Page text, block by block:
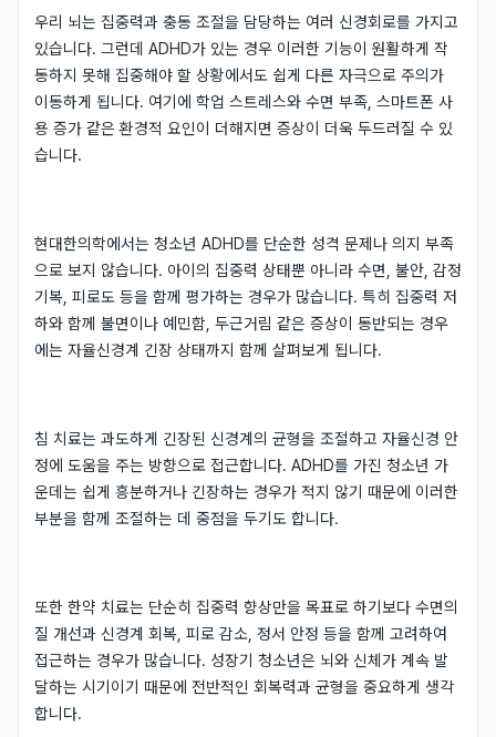
우리 뇌는 집중력과 충동 조절을 담당하는 여러 신경회로를 가지고
있습니다. 그런데 ADHD가 있는 경우 이러한 기능이 원활하게 작
동하지 못해 집중해야 할 상황에서도 쉽게 다른 자극으로 주의가
이동하게 됩니다. 여기에 학업 스트레스와 수면 부족, 스마트폰 사
용 증가 같은 환경적 요인이 더해지면 증상이 더욱 두드러질 수 있
습니다.
현대한의학에서는 청소년 ADHD를 단순한 성격 문제나 의지 부족
으로 보지 않습니다. 아이의 집중력 상태뿐 아니라 수면, 불안, 감정
기복, 피로도 등을 함께 평가하는 경우가 많습니다. 특히 집중력 저
하와 함께 불면이나 예민함, 두근거림 같은 증상이 동반되는 경우
에는 자율신경계 긴장 상태까지 함께 살펴보게 됩니다.
침 치료는 과도하게 긴장된 신경계의 균형을 조절하고 자율신경 안
정에 도움을 주는 방향으로 접근합니다. ADHD를 가진 청소년 가
운데는 쉽게 흥분하거나 긴장하는 경우가 적지 않기 때문에 이러한
부분을 함께 조절하는 데 중점을 두기도 합니다.
또한 한약 치료는 단순히 집중력 향상만을 목표로 하기보다 수면의
질 개선과 신경계 회복, 피로 감소, 정서 안정 등을 함께 고려하여
접근하는 경우가 많습니다. 성장기 청소년은 뇌와 신체가 계속 발
달하는 시기이기 때문에 전반적인 회복력과 균형을 중요하게 생각
합니다.